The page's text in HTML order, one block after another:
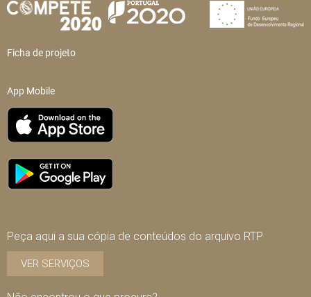
Ficha de projeto
App Mobile
Peça aqui a sua cópia de conteúdos do arquivo RTP
VER SERVIÇOS